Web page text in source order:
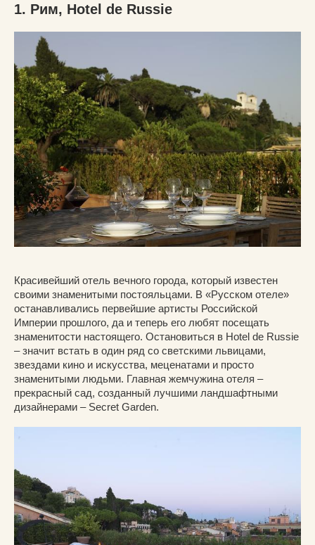
1. Рим, Hotel de Russie
Красивейший отель вечного города, который известен
своими знаменитыми постояльцами. В «Русском отеле»
останавливались первейшие артисты Российской
Империи прошлого, да и теперь его любят посещать
знаменитости настоящего. Остановиться в Hotel de Russie
– значит встать в один ряд со светскими львицами,
звездами кино и искусства, меценатами и просто
знаменитыми людьми. Главная жемчужина отеля –
прекрасный сад, созданный лучшими ландшафтными
дизайнерами – Secret Garden.